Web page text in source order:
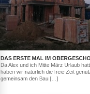
DAS ERSTE MAL IM
Da Alex und ich Mitte März Urlaub
haben wir natürlich die freie Zeit
gemeinsam den Bau […]